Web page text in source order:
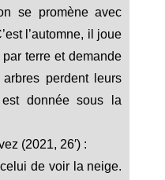
se promène avec
l’automne, il joue
terre et demande
perdent leurs
donnée sous la
(2021, 26′) :
de voir la neige.